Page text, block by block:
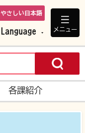
下妻市ホームペ
やさしい日本語
Language メニュー
各課紹介